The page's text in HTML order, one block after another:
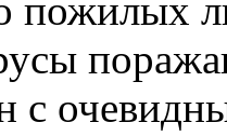
пожилых
с